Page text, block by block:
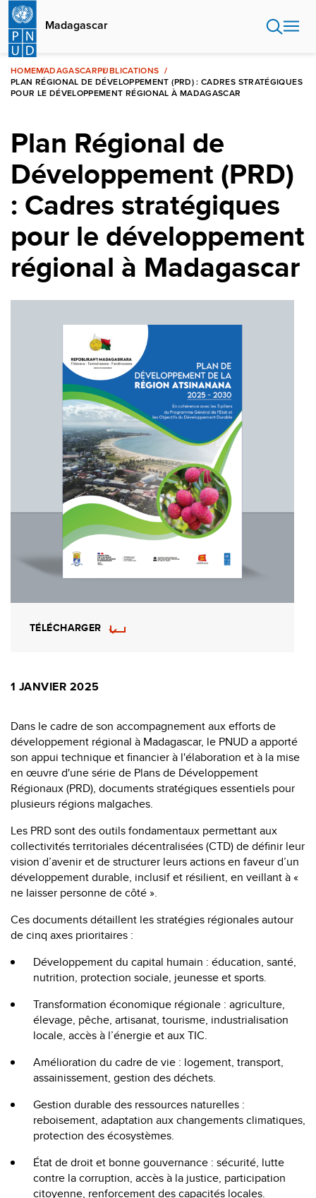
Aller
contenu
principal
Madagascar
HOMEMADAGASCARPUBLICATIONS
PLAN RÉGIONAL DE DÉVELOPPEMENT (PRD) : CADRES STRATÉGIQUES
POUR LE DÉVELOPPEMENT RÉGIONAL À MADAGASCAR
Plan Régional de
Développement (PRD)
: Cadres stratégiques
pour le développement
régional à Madagascar
TÉLÉCHARGER
1 JANVIER 2025
Dans le cadre de son accompagnement aux efforts de
développement régional à Madagascar, le PNUD a apporté
son appui technique et financier à l'élaboration et à la mise
en œuvre d'une série de Plans de Développement
Régionaux (PRD), documents stratégiques essentiels pour
plusieurs régions malgaches.
Les PRD sont des outils fondamentaux permettant aux
collectivités territoriales décentralisées (CTD) de définir leur
vision d’avenir et de structurer leurs actions en faveur d’un
développement durable, inclusif et résilient, en veillant à «
ne laisser personne de côté ».
Ces documents détaillent les stratégies régionales autour
de cinq axes prioritaires :
Développement du capital humain : éducation, santé,
nutrition, protection sociale, jeunesse et sports.
Transformation économique régionale : agriculture,
élevage, pêche, artisanat, tourisme, industrialisation
locale, accès à l’énergie et aux TIC.
Amélioration du cadre de vie : logement, transport,
assainissement, gestion des déchets.
Gestion durable des ressources naturelles :
reboisement, adaptation aux changements climatiques,
protection des écosystèmes.
État de droit et bonne gouvernance : sécurité, lutte
contre la corruption, accès à la justice, participation
citoyenne, renforcement des capacités locales.